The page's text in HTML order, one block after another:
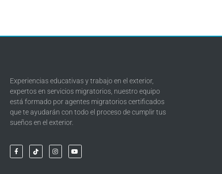
Experiencias educativas y trabajo en el exterior,
expertos en servicios migratorios, nuestro equipo
está formado por agentes migratorios certificados
que te ayudarán con todo el proceso de cumplir tus
sueños en el exterior.